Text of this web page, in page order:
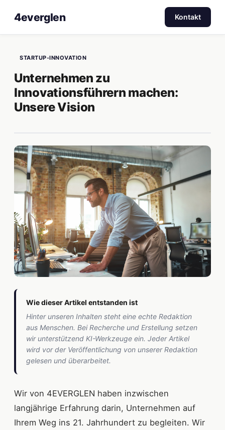
4everglen Kontakt
STARTUP-INNOVATION
Unternehmen zu
Innovationsführern machen:
Unsere Vision
Wie dieser Artikel entstanden ist
Hinter unseren Inhalten steht eine echte Redaktion
aus Menschen. Bei Recherche und Erstellung setzen
wir unterstützend KI-Werkzeuge ein. Jeder Artikel
wird vor der Veröffentlichung von unserer Redaktion
gelesen und überarbeitet.
Wir von 4EVERGLEN haben inzwischen
langjährige Erfahrung darin, Unternehmen auf
Ihrem Weg ins 21. Jahrhundert zu begleiten. Wir